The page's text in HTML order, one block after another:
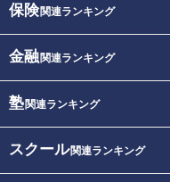
保険関連ランキング
金融関連ランキング
塾関連ランキング
スクール関連ランキング